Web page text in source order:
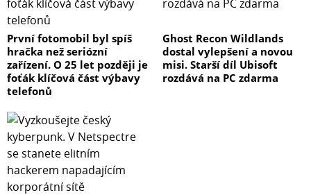
První fotomobil byl spíš
hračka než seriózní
zařízení. O 25 let později je
foťák klíčová část výbavy
telefonů
Ghost Recon Wildlands
dostal vylepšení a novou
misi. Starší díl Ubisoft
rozdává na PC zdarma